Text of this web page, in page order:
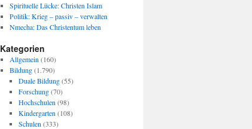
Spirituelle Lücke: Christen Islam
Politik: Krieg – passiv – verwalten
Nmecha: Das Christentum leben
Kategorien
Allgemein (160)
Bildung(1.790)
Duale Bildung(55)
Forschung(70)
Hochschulen (98)
Kindergarten (108)
Schulen (333)